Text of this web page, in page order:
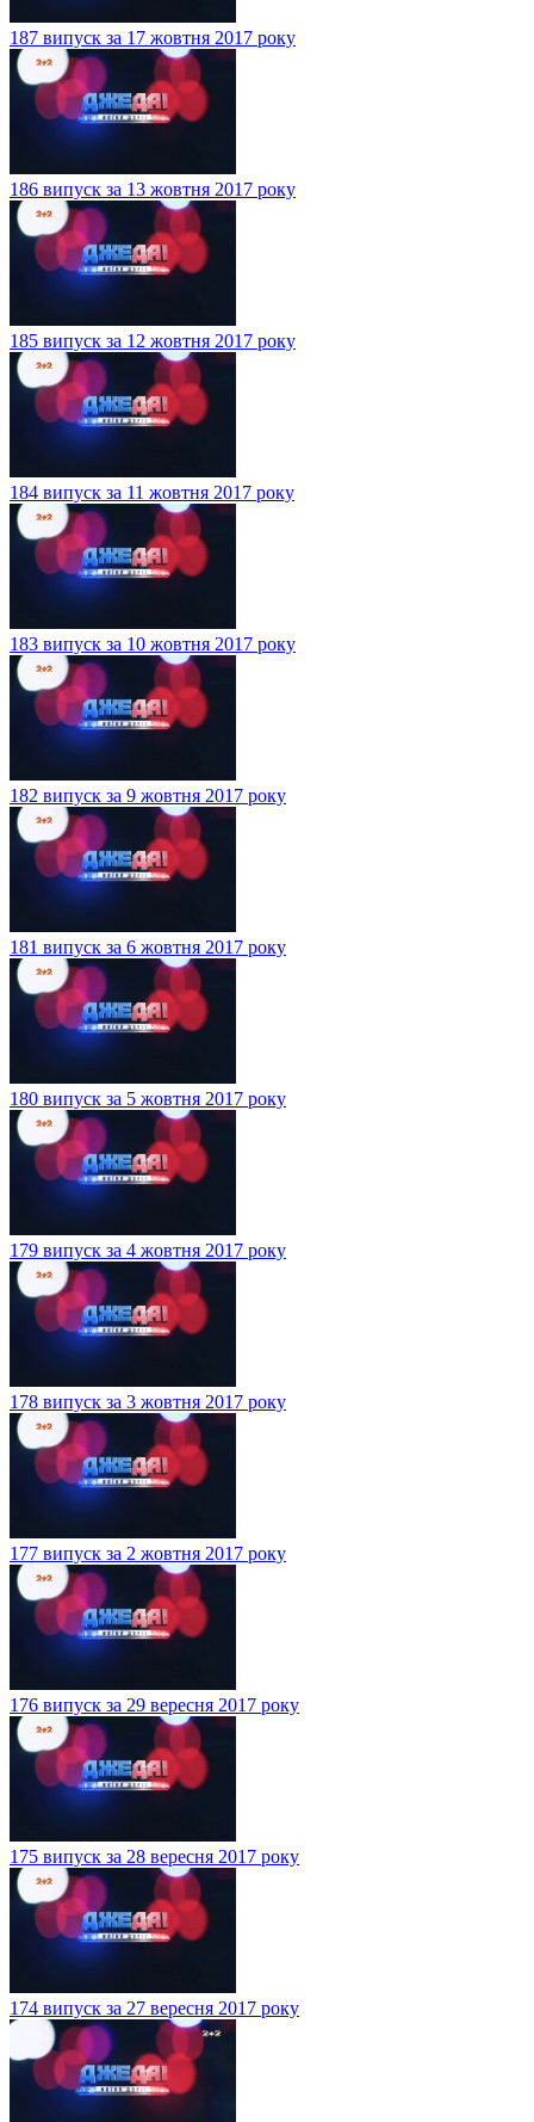
187 випуск за 17 жовтня 2017 року
186 випуск за 13 жовтня 2017 року
185 випуск за 12 жовтня 2017 року
184 випуск за 11 жовтня 2017 року
183 випуск за 10 жовтня 2017 року
182 випуск за 9 жовтня 2017 року
181 випуск за 6 жовтня 2017 року
180 випуск за 5 жовтня 2017 року
179 випуск за 4 жовтня 2017 року
178 випуск за 3 жовтня 2017 року
177 випуск за 2 жовтня 2017 року
176 випуск за 29 вересня 2017 року
175 випуск за 28 вересня 2017 року
174 випуск за 27 вересня 2017 року